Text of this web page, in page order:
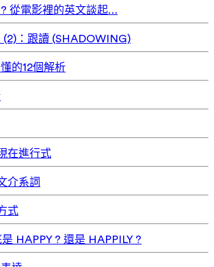
從電影裡的英文談起…
(2)：跟讀 (SHADOWING)
的12個解析
在進行式
介系詞
式
HAPPY ? 還是 HAPPILY ?